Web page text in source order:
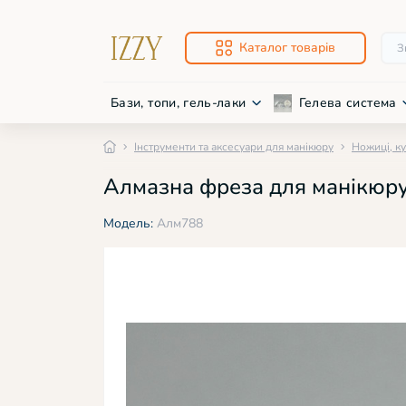
Каталог товарів
Бази, топи, гель-лаки Гелева система
Інструменти та аксесуари для манікюру Ножиці,
Алмазна фреза для
Модель: Алм788